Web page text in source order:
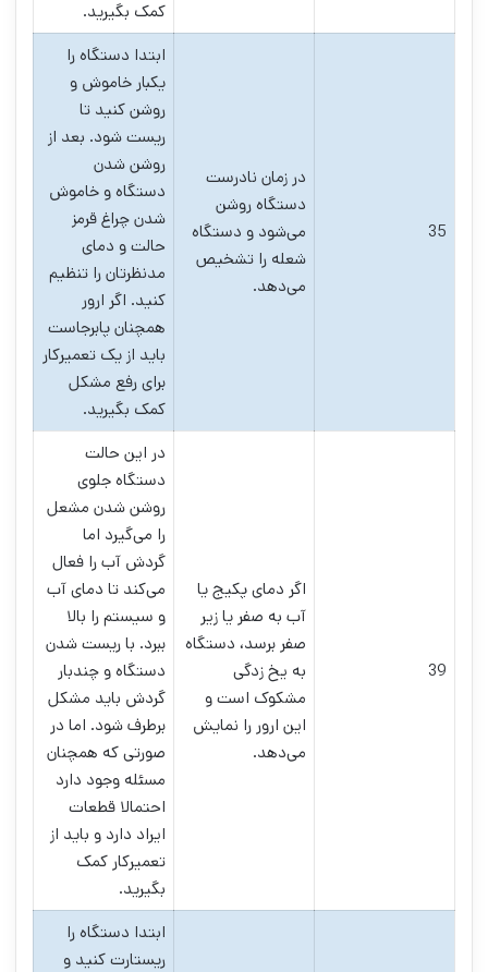
کمک بگیرید.
35
در زمان نادرست
دستگاه روشن
می‌شود و دستگاه
شعله را تشخیص
می‌دهد.
ابتدا دستگاه را
یکبار خاموش و
روشن کنید تا
ریست شود. بعد از
روشن شدن
دستگاه و خاموش
شدن چراغ قرمز
حالت و دمای
مدنظرتان را تنظیم
کنید. اگر ارور
همچنان پابرجاست
باید از یک تعمیرکار
برای رفع مشکل
کمک بگیرید.
39
اگر دمای پکیج یا
آب به صفر یا زیر
صفر برسد، دستگاه
به یخ زدگی
مشکوک است و
این ارور را نمایش
می‌دهد.
در این حالت
دستگاه جلوی
روشن شدن مشعل
را می‌گیرد اما
گردش آب را فعال
می‌کند تا دمای آب
و سیستم را بالا
ببرد. با ریست شدن
دستگاه و چندبار
گردش باید مشکل
برطرف شود. اما در
صورتی که همچنان
مسئله وجود دارد
احتمالا قطعات
ایراد دارد و باید از
تعمیرکار کمک
بگیرید.
ابتدا دستگاه را
ریستارت کنید و